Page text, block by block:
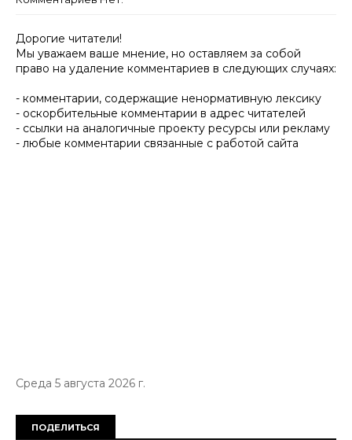
Дорогие читатели!
Мы уважаем ваше мнение, но оставляем за собой
право на удаление комментариев в следующих случаях:
- комментарии, содержащие ненормативную лексику
- оскорбительные комментарии в адрес читателей
- ссылки на аналогичные проекту ресурсы или рекламу
- любые комментарии связанные с работой сайта
Среда 5 августа 2026 г.
ПОДЕЛИТЬСЯ